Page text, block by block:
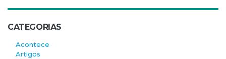
CATEGORIAS
Acontece
Artigos